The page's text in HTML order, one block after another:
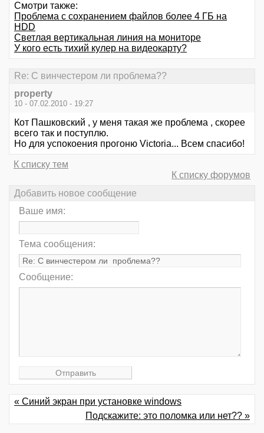
Смотри также:
Проблема с сохранением файлов более 4 ГБ на
HDD
Светлая вертикальная линия на мониторе
У кого есть тихий кулер на видеокарту?
Re: С винчестером ли проблема??
property
10 - 07.02.2010 - 19:27
Кот Пашковский , у меня такая же проблема , скорее
всего так и поступлю.
Но для успокоения прогоню Victoria... Всем спасибо!
К списку тем
К списку форумов
Добавить новое сообщение
Ваше имя:
Тема сообщения:
Сообщение:
« Синий экран при установке windows
Подскажите: это поломка или нет?? »